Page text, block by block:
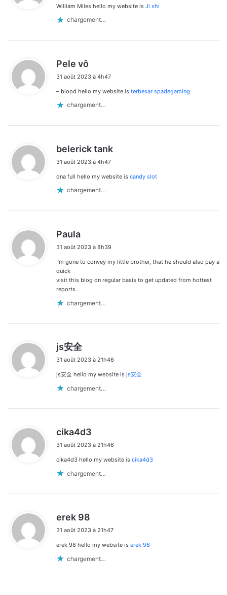
William Miles hello my website is Ji shi
chargement…
Pele vô
t
31 août 2023 à 4h47
– blood hello my website is terbesar spadegaming
chargement…
belerick tank
31 août 2023 à 4h47
dna full hello my website is candy slot
chargement…
Paula
t
31 août 2023 à 8h39
I’m gone to convey my little brother, that he should also pay a
quick
visit this blog on regular basis to get updated from hottest
reports.
chargement…
js安全
t
31 août 2023 à 21h46
js安全 hello my website is js安全
chargement…
cika4d3
t
31 août 2023 à 21h46
cika4d3 hello my website is cika4d3
chargement…
erek 98
t
31 août 2023 à 21h47
erek 98 hello my website is erek 98
chargement…